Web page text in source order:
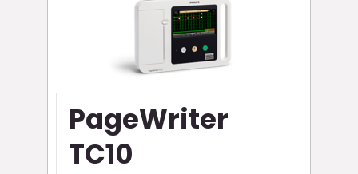
PageWriter
TC10